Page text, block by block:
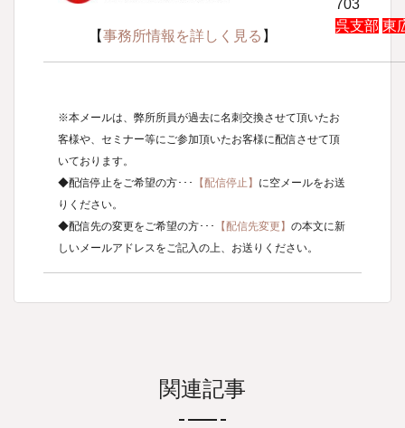
【事務所情報を詳しく見る 】
703
呉支部 東
※本メールは、弊所所員が過去に名刺交換させて頂いたお
客様や、セミナー等にご参加頂いたお客様に配信させて頂
いております。
◆配信停止をご希望の方･･･
【配信停止】 に空メールをお送
りください。
◆配信先の変更をご希望の方･･･
【配信先変更】 の本文に新
しいメールアドレスをご記入の上、お送りください。
関連記事